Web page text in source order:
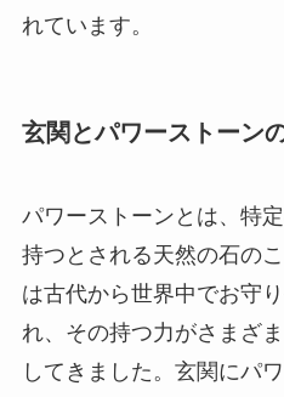
れています。
玄関とパワーストーン
パワーストーンとは、特
持つとされる天然の石の
は古代から世界中でお守
れ、その持つ力がさまざ
してきました。玄関にパ